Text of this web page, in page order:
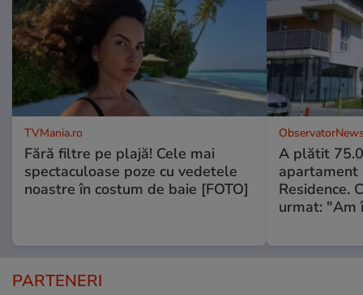
TVMania.ro
Fără filtre pe plajă! Cele mai
spectaculoase poze cu vedetele
noastre în costum de baie [FOTO]
A plătit
apartament
Residence.
urmat: "Am
PARTENERI